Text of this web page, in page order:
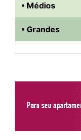
• Médios
• Grandes